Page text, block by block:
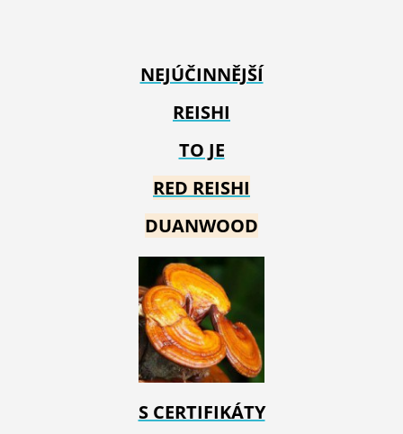
NEJÚČINNĚJŠÍ
REISHI
TO JE
RED REISHI
DUANWOOD
S CERTIFIKÁTY